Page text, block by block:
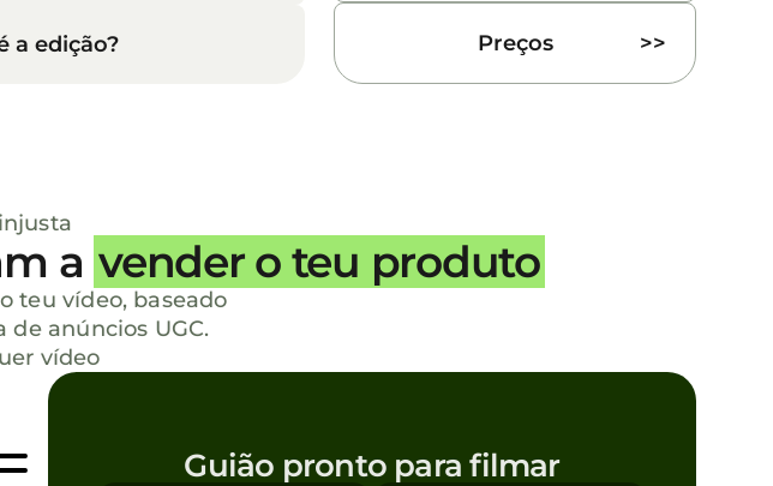
a edição? Preços >>
a vender o teu produto
teu vídeo, baseado
anúncios UGC.
vídeo
Guião pronto para filmar